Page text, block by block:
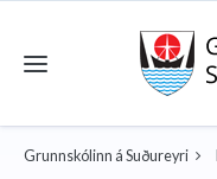
Toggle navigation
Grunnskólinn á Suðureyri